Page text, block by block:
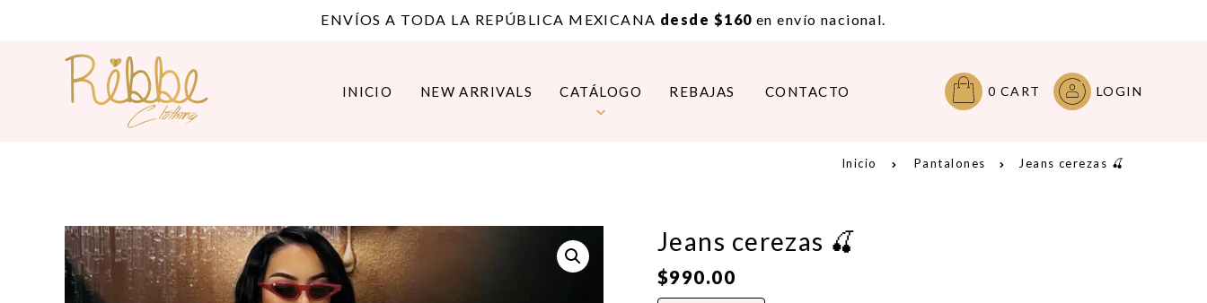
ENVÍOS A TODA LA REPÚBLICA MEXICANA desde $160 en envío nacional.
INICIO NEW ARRIVALS CATÁLOGO REBAJAS CONTACTO 0 CART LOGIN
Inicio Pantalones Jeans cerezas 🍒
Jeans cerezas 🍒
$990.00